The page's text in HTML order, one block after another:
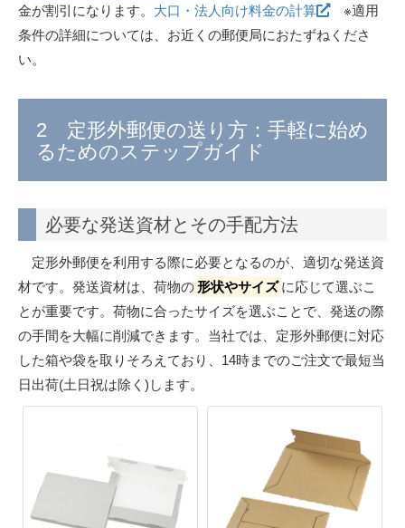
金が割引になります。 大口・法人向け料金の計算
※適用
条件の詳細については、お近くの郵便局におたずねくださ
い。
2 定形外郵便の送り方：手軽に始め
るためのステップガイド
必要な発送資材とその手配方法
定形外郵便を利用する際に必要となるのが、適切な発送資
材です。発送資材は、荷物の形状やサイズ に応じて選ぶこ
とが重要です。荷物に合ったサイズを選ぶことで、発送の際
の手間を大幅に削減できます。当社では、定形外郵便に対応
した箱や袋を取りそろえており、14時までのご注文で最短当
日出荷(土日祝は除く)します。